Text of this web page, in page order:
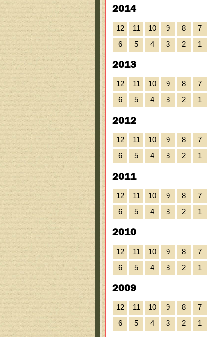
2014
12 11 10 9 8
7
6
5 4 3 2 1
2013
12 11 10 9 8
7
6
5 4 3 2 1
2012
12 11 10 9 8
7
6
5 4 3 2 1
2011
12 11 10 9 8
7
6
5 4 3 2 1
2010
12 11 10 9 8
7
6
5 4 3 2 1
2009
12 11 10 9 8
7
6
5 4 3 2 1